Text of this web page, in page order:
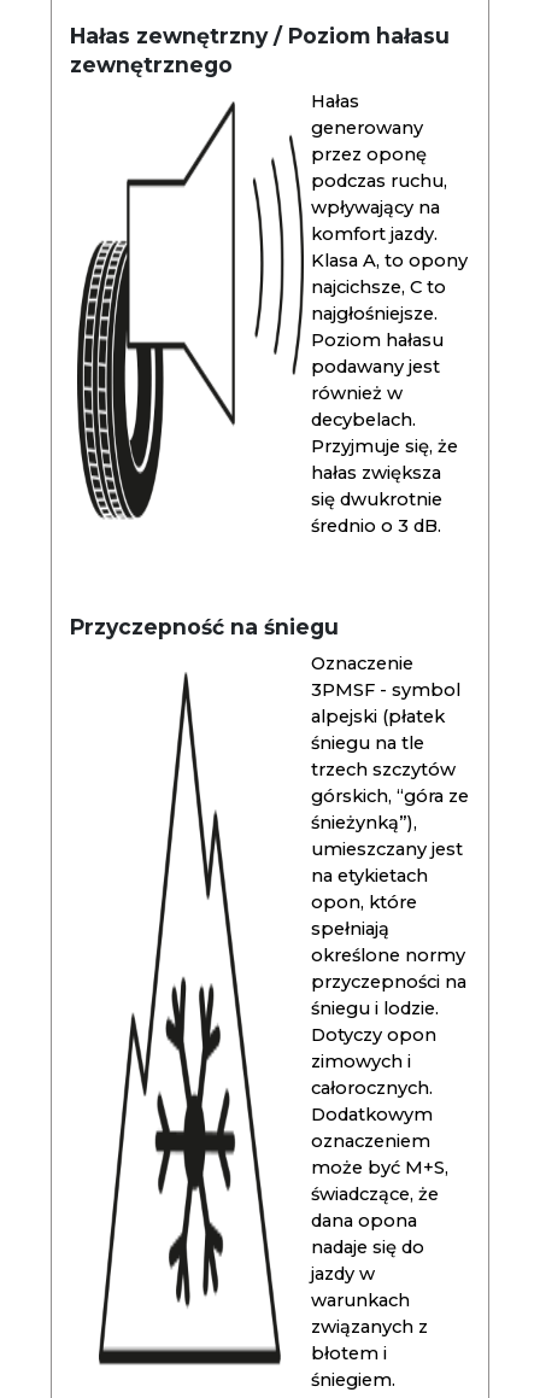
Hałas zewnętrzny / Poziom hałasu
zewnętrznego
Hałas
generowany
przez oponę
podczas ruchu,
wpływający na
komfort jazdy.
Klasa A, to opony
najcichsze, C to
najgłośniejsze.
Poziom hałasu
podawany jest
również w
decybelach.
Przyjmuje się, że
hałas zwiększa
się dwukrotnie
średnio o 3 dB.
Przyczepność na śniegu
Oznaczenie
3PMSF - symbol
alpejski (płatek
śniegu na tle
trzech szczytów
górskich, “góra ze
śnieżynką”),
umieszczany jest
na etykietach
opon, które
spełniają
określone normy
przyczepności na
śniegu i lodzie.
Dotyczy opon
zimowych i
całorocznych.
Dodatkowym
oznaczeniem
może być M+S,
świadczące, że
dana opona
nadaje się do
jazdy w
warunkach
związanych z
błotem i
śniegiem.